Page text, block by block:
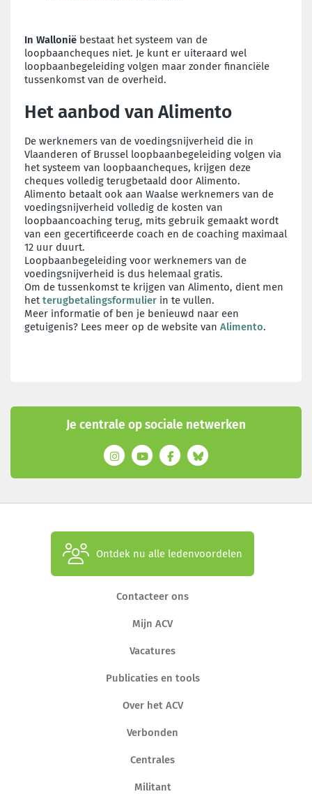
In Wallonië bestaat het systeem van de
loopbaancheques niet. Je kunt er uiteraard wel
loopbaanbegeleiding volgen maar zonder financiële
tussenkomst van de overheid.
Het aanbod van Alimento
De werknemers van de voedingsnijverheid die in
Vlaanderen of Brussel loopbaanbegeleiding volgen via
het systeem van loopbaancheques, krijgen deze
cheques volledig terugbetaald door Alimento.
Alimento betaalt ook aan Waalse werknemers van de
voedingsnijverheid volledig de kosten van
loopbaancoaching terug, mits gebruik gemaakt wordt
van een gecertificeerde coach en de coaching maximaal
12 uur duurt.
Loopbaanbegeleiding voor werknemers van de
voedingsnijverheid is dus helemaal gratis.
Om de tussenkomst te krijgen van Alimento, dient men
het terugbetalingsformulier in te vullen.
Meer informatie of ben je benieuwd naar een
getuigenis? Lees meer op de website van Alimento.
Je centrale op sociale netwerken
Ontdek nu alle ledenvoordelen
Contacteer ons
Mijn ACV
Vacatures
Publicaties en tools
Over het ACV
Verbonden
Centrales
Militant